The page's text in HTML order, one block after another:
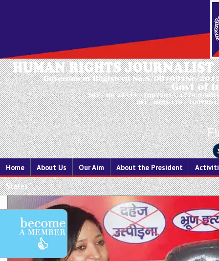
Home About Us Our Aim About the President
States
Previous